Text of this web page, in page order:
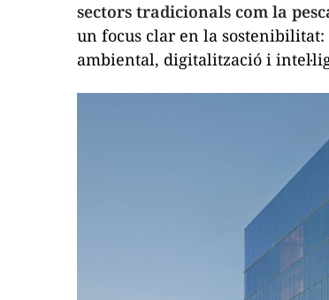
sectors tradicionals com la
un focus clar en la
ambiental, digitalització i